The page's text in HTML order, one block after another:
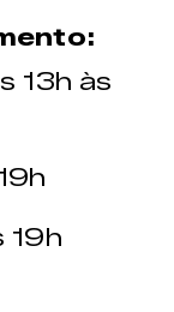
13h às
19h